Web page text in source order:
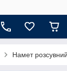
Намет